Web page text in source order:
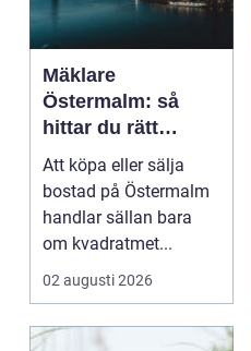
Mäklare
Östermalm: så
hittar du rätt
kompetens på
Stockholms mest
exklusiva marknad
Att köpa eller sälja
bostad på Östermalm
handlar sällan bara
om kvadratmet...
02 augusti 2026